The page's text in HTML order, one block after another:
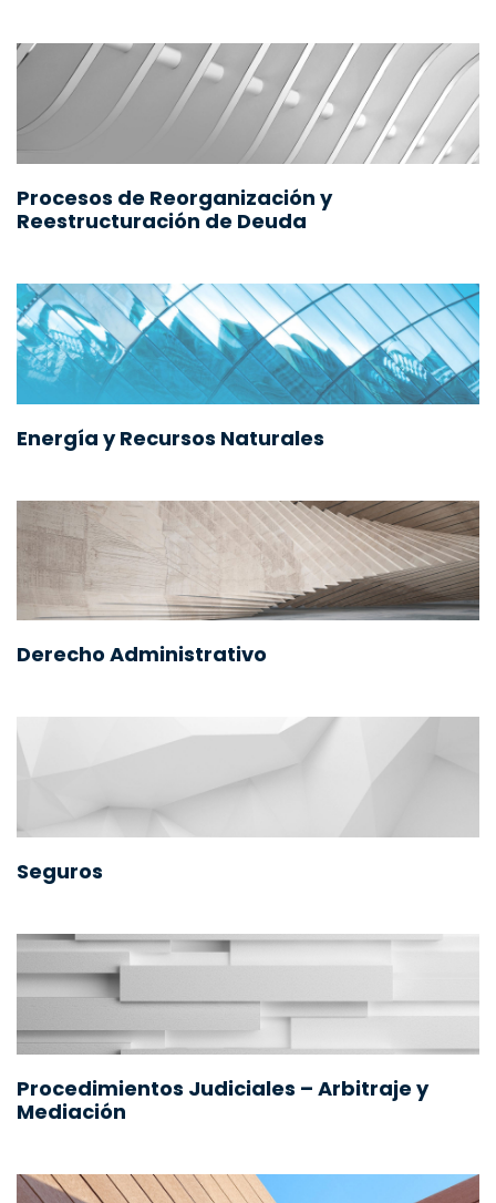
Procesos de Reorganización y
Reestructuración de Deuda
Energía y Recursos Naturales
Derecho Administrativo
Seguros
Procedimientos Judiciales – Arbitraje y
Mediación